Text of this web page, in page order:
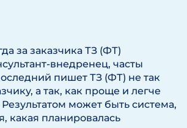
за заказчика ТЗ (ФТ)
внедренец, часты
пишет ТЗ (ФТ) не так
а так, как проще и легче
может быть система,
какая планировалась